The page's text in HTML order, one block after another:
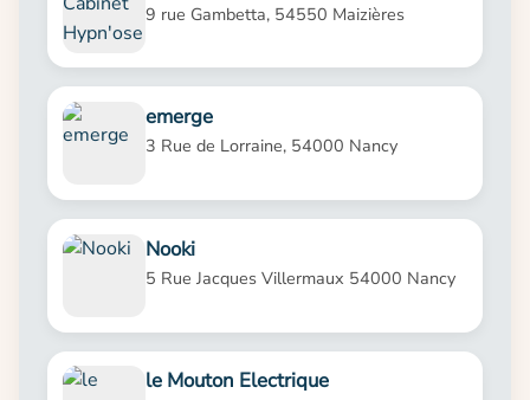
9 rue Gambetta, 54550 Maizières
emerge
3 Rue de Lorraine, 54000 Nancy
Nooki
5 Rue Jacques Villermaux 54000 Nancy
le Mouton Electrique